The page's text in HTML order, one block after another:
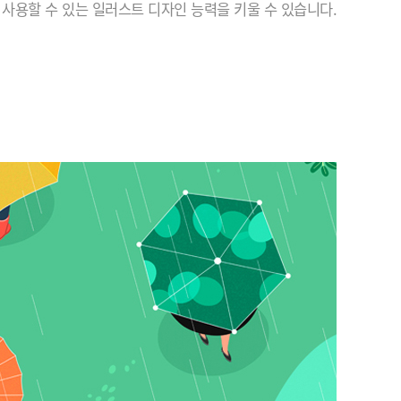
사용할 수 있는 일러스트 디자인 능력을 키울 수 있습니다.